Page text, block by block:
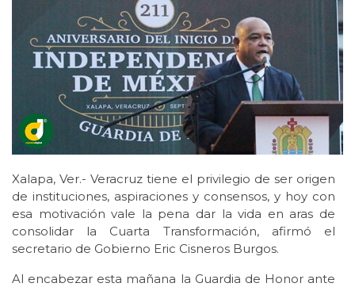
Xalapa, Ver.- Veracruz tiene el privilegio de ser origen
de instituciones, aspiraciones y consensos, y hoy con
esa motivación vale la pena dar la vida en aras de
consolidar la Cuarta Transformación, afirmó el
secretario de Gobierno Eric Cisneros Burgos.
Al encabezar esta mañana la Guardia de Honor ante